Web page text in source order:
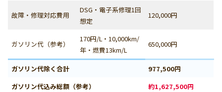
故障・修理対応費用
DSG・電子系修理1回
想定
120,000円
ガソリン代（参考）
170円/L・10,000km/
年・燃費13km/L
650,000円
ガソリン代除く合計
977,500円
ガソリン代込み総額（参考）
約1,627,500円